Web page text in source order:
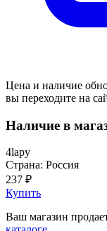
Цена и наличие
вы переходите на
Наличие в
4lapy
Страна: Россия
237 ₽
Купить
Ваш магазин